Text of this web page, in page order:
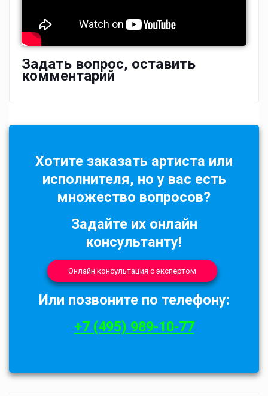
Задать вопрос, оставить
комментарий
Хотите заказать артиста или
исполнителя, но у вас есть
множество вопросов?
Задайте их онлайн
консультанту!
Онлайн консультация с экспертом
Или позвоните по телефону:
+7 (495) 989-10-77